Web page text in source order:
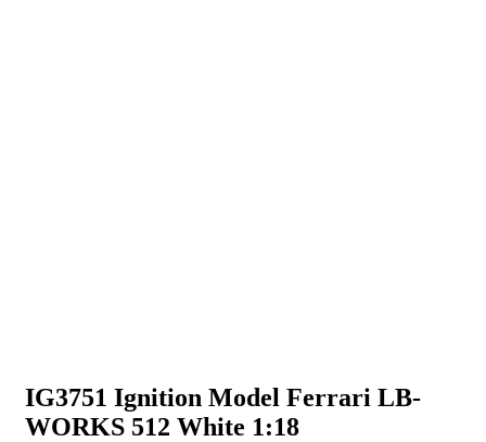
IG3751 Ignition Model Ferrari LB-
WORKS 512 White 1:18